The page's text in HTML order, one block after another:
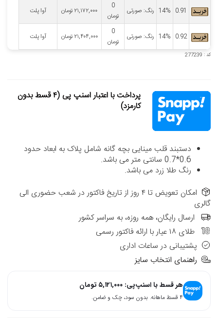
0.91
14% رنگ: صورتی
0
تومان
۲۱,۱۷۲,۰۰۰ تومان آوا پلت
0.92
14% رنگ: صورتی
0
تومان
۲۱,۴۰۴,۰۰۰ تومان آوا پلت
کد : 277239
پرداخت با اعتبار اسنپ پی (۴ قسط بدون
کارمزد)
دستبند قلب مینایی بچه گانه شامل پلاک به ابعاد حدود
0.6*0.7 سانتی متر می باشد.
رنگ طلا زرد می باشد.
امکان تعویض تا ۴ روز از تاریخ فاکتور در شعب حضوری الی
گالری
ارسال رایگان، همه روزه، به سراسر کشور
طلای ۱۸ عیار با ارائه فاکتور رسمی
پشتیبانی در ساعات اداری
راهنمای انتخاب سایز
هر قسط با اسنپ‌پی: ۵,۱۲۱,۰۰۰ تومان
۴ قسط ماهانه. بدون سود، چک و ضامن.